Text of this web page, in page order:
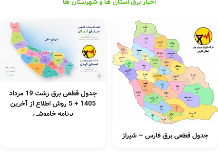
جدول قطعی برق فارس – شیراز
جدول قطعی برق رشت 19 مرداد
1405 + 5 روش اطلاع از آخرین
برنامه خاموشی